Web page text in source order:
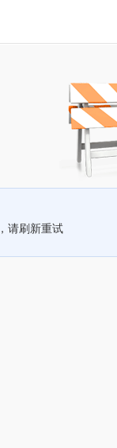
请刷新重试